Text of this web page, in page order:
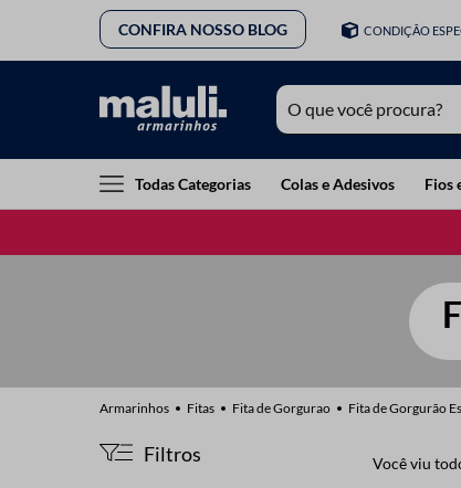
CONFIRA NOSSO BLOG CONDIÇÃO
O que você procura?
Todas Categorias Colas e Adesivos Fios
Fitas Fita de Gorgurao Fita de Gorgurão
Filtros Você viu
TERMOS MAIS
1º
lã
ziper